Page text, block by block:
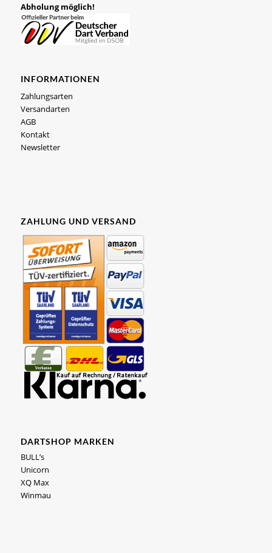
Abholung möglich!
INFORMATIONEN
Zahlungsarten
Versandarten
AGB
Kontakt
Newsletter
ZAHLUNG UND VERSAND
DARTSHOP MARKEN
BULL’s
Unicorn
XQ Max
Winmau